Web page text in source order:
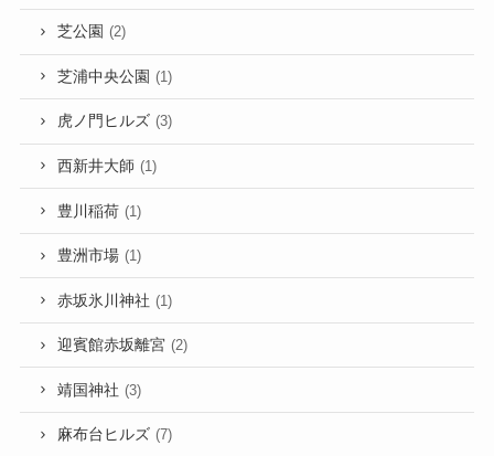
芝公園 (2)
芝浦中央公園 (1)
虎ノ門ヒルズ (3)
西新井大師 (1)
豊川稲荷 (1)
豊洲市場 (1)
赤坂氷川神社 (1)
迎賓館赤坂離宮 (2)
靖国神社 (3)
麻布台ヒルズ (7)